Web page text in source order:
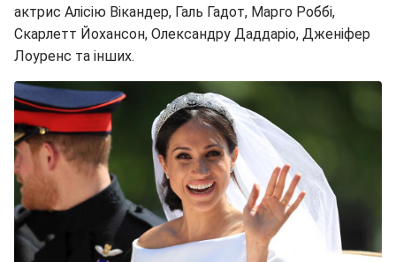
актрис Алісію Вікандер, Галь Гадот, Марго Роббі,
Скарлетт Йохансон, Олександру Даддаріо, Дженіфер
Лоуренс та інших.